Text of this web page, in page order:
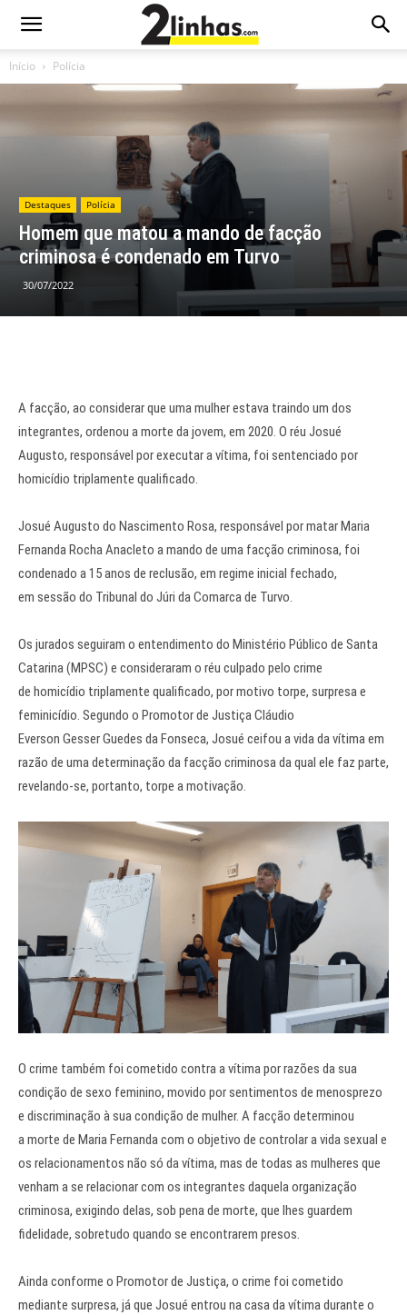
Início Polícia
Destaques Polícia
Homem que matou a mando de facção
criminosa é condenado em Turvo
30/07/2022
A facção, ao considerar que uma mulher estava traindo um dos
integrantes, ordenou a morte da jovem, em 2020. O réu Josué
Augusto, responsável por executar a vítima, foi sentenciado por
homicídio triplamente qualificado.
Josué Augusto do Nascimento Rosa, responsável por matar Maria
Fernanda Rocha Anacleto a mando de uma facção criminosa, foi
condenado a 15 anos de reclusão, em regime inicial fechado,
em sessão do Tribunal do Júri da Comarca de Turvo.
Os jurados seguiram o entendimento do Ministério Público de Santa
Catarina (MPSC) e consideraram o réu culpado pelo crime
de homicídio triplamente qualificado, por motivo torpe, surpresa e
feminicídio. Segundo o Promotor de Justiça Cláudio
Everson Gesser Guedes da Fonseca, Josué ceifou a vida da vítima em
razão de uma determinação da facção criminosa da qual ele faz parte,
revelando-se, portanto, torpe a motivação.
O crime também foi cometido contra a vítima por razões da sua
condição de sexo feminino, movido por sentimentos de menosprezo
e discriminação à sua condição de mulher. A facção determinou
a morte de Maria Fernanda com o objetivo de controlar a vida sexual e
os relacionamentos não só da vítima, mas de todas as mulheres que
venham a se relacionar com os integrantes daquela organização
criminosa, exigindo delas, sob pena de morte, que lhes guardem
fidelidade, sobretudo quando se encontrarem presos.
Ainda conforme o Promotor de Justiça, o crime foi cometido
mediante surpresa, já que Josué entrou na casa da vítima durante o